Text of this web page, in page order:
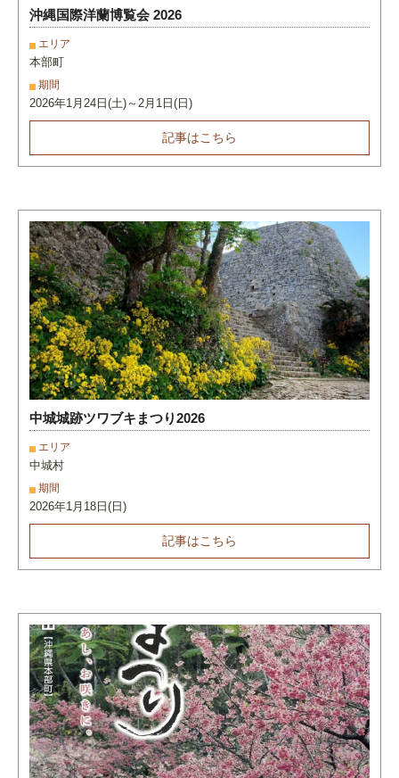
沖縄国際洋蘭博覧会 2026
エリア
本部町
期間
2026年1月24日(土)～2月1日(日)
記事はこちら
中城城跡ツワブキまつり2026
エリア
中城村
期間
2026年1月18日(日)
記事はこちら